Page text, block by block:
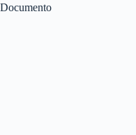
Documento